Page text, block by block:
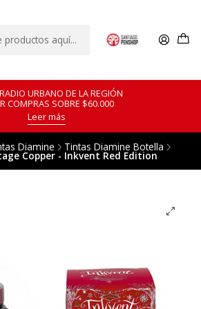
URBANO DE LA REGIÓN
COMPRAS SOBRE $60.000
Leer más
Diamine Tintas Diamine Botella
Copper - Inkvent Red Edition